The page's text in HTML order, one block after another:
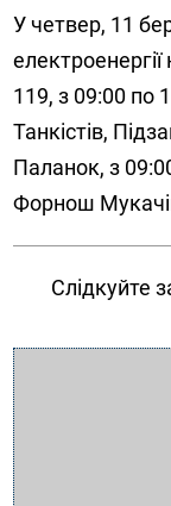
У четвер, 11
119, з 09:00 по
Танкістів,
Паланок, з
Форнош
Слідкуйте